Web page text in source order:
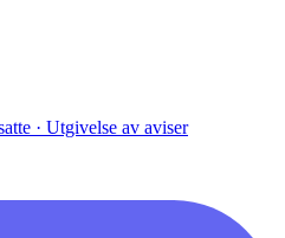
· Utgivelse av aviser